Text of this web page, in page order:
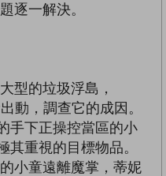
逐一解決。
型的垃圾浮島，
動，調查它的成因。
手下正操控當區的小
重視的目標物品。
小童遠離魔掌，蒂妮